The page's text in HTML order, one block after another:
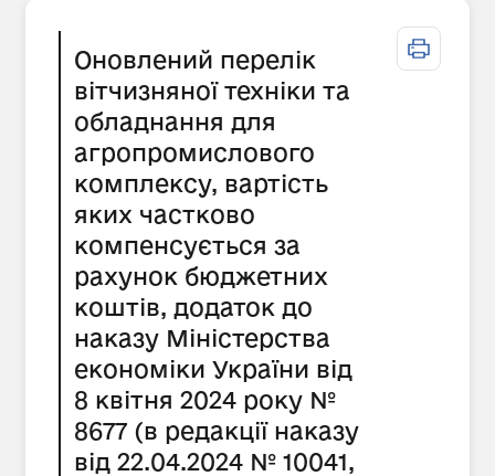
Оновлений перелік
вітчизняної техніки та
обладнання для
агропромислового
комплексу, вартість
яких частково
компенсується за
рахунок бюджетних
коштів, додаток до
наказу Міністерства
економіки України від
8 квітня 2024 року №
8677 (в редакції наказу
від 22.04.2024 № 10041,